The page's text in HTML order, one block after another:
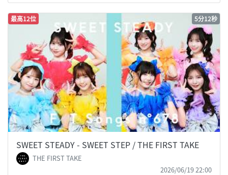
最高12位 5分12秒
SWEET STEADY - SWEET STEP / THE FIRST TAKE
THE FIRST TAKE
2026/06/19 22:00